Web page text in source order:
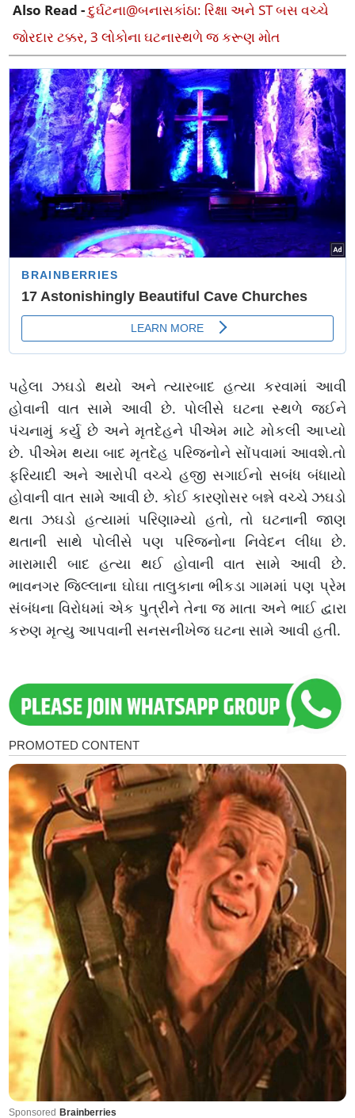
Also Read -દુર્ઘટના@બનાસકાંઠા: રિક્ષા અને ST બસ વચ્ચે
જોરદાર ટક્કર, 3 લોકોના ઘટનાસ્થળે જ કરૂણ મોત
પહેલા ઝઘડો થયો અને ત્યારબાદ હત્યા કરવામાં આવી
હોવાની વાત સામે આવી છે. પોલીસે ઘટના સ્થળે જઈને
પંચનામું કર્યુ છે અને મૃતદેહને પીએમ માટે મોકલી આપ્યો
છે. પીએમ થયા બાદ મૃતદેહ પરિજનોને સોંપવામાં આવશે.તો
ફરિયાદી અને આરોપી વચ્ચે હજી સગાઈનો સબંધ બંધાયો
હોવાની વાત સામે આવી છે. કોઈ કારણોસર બન્ને વચ્ચે ઝઘડો
થતા ઝઘડો હત્યામાં પરિણામ્યો હતો, તો ઘટનાની જાણ
થતાની સાથે પોલીસે પણ પરિજનોના નિવેદન લીધા છે.
મારામારી બાદ હત્યા થઈ હોવાની વાત સામે આવી છે.
ભાવનગર જિલ્લાના ઘોઘા તાલુકાના ભીકડા ગામમાં પણ પ્રેમ
સંબંધના વિરોધમાં એક પુત્રીને તેના જ માતા અને ભાઈ દ્વારા
કરુણ મૃત્યુ આપવાની સનસનીખેજ ઘટના સામે આવી હતી.